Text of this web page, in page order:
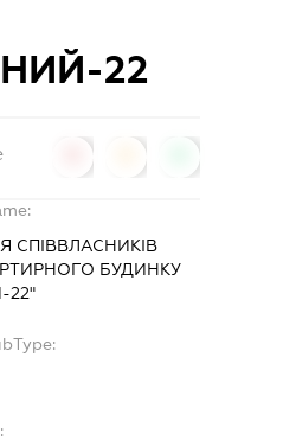
22
СПІВВЛАСНИКІВ
БУДИНКУ
22"